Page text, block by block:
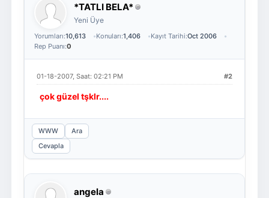
*TATLI BELA*
Yeni Üye
Yorumları:10,613 Konuları:1,406 Kayıt Tarihi:Oct 2006
Rep Puanı:0
#2
01-18-2007, Saat: 02:21 PM
çok güzel tşklr....
WWW
Ara
Cevapla
angela